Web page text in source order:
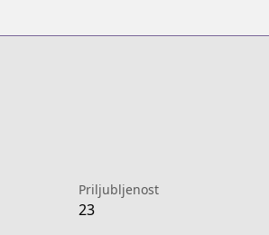
Priljubljenost
23